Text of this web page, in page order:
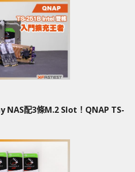
NAS配3條M.2 Slot！QNAP TS-